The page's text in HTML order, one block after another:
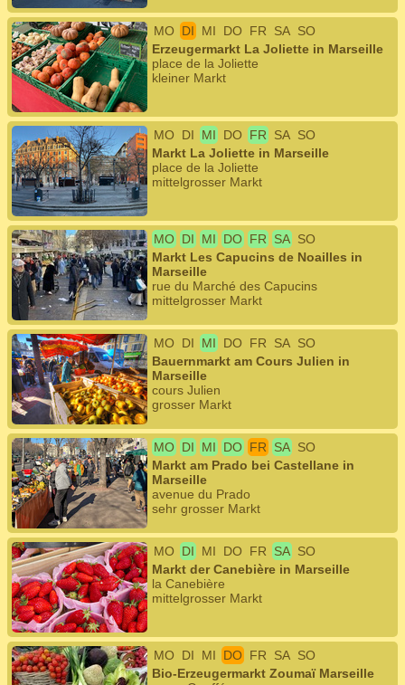
MO DI MI DO FR SA SO
Erzeugermarkt La Joliette in Marseille
place de la Joliette
kleiner Markt
MO DI MI DO FR SA SO
Markt La Joliette in Marseille
place de la Joliette
mittelgrosser Markt
MO DI MI DO FR SA SO
Markt Les Capucins de Noailles in
Marseille
rue du Marché des Capucins
mittelgrosser Markt
MO DI MI DO FR SA SO
Bauernmarkt am Cours Julien in
Marseille
cours Julien
grosser Markt
MO DI MI DO FR SA SO
Markt am Prado bei Castellane in
Marseille
avenue du Prado
sehr grosser Markt
MO DI MI DO FR SA SO
Markt der Canebière in Marseille
la Canebière
mittelgrosser Markt
MO DI MI DO FR SA SO
Bio-Erzeugermarkt Zoumaï Marseille